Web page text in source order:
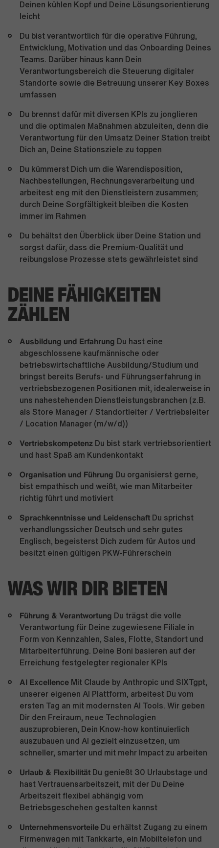
Deinen kühlen Kopf und Deine Lösungsorientierung
leicht
Du bist verantwortlich für die operative Führung,
Entwicklung, Motivation und das Onboarding Deines
Teams. Darüber hinaus kann Dein
Verantwortungsbereich die Steuerung digitaler
Standorte sowie die Betreuung unserer Key Boxes
umfassen
Du brennst dafür mit diversen KPIs zu jonglieren
und die optimalen Maßnahmen abzuleiten, denn die
Verantwortung für den Umsatz Deiner Station treibt
Dich an, Deine Stationsziele zu toppen
Du kümmerst Dich um die Warendisposition,
Nachbestellungen, Rechnungsverarbeitung und
arbeitest eng mit den Dienstleistern zusammen;
durch Deine Sorgfältigkeit bleiben die Kosten
immer im Rahmen
Du behältst den Überblick über Deine Station und
sorgst dafür, dass die Premium-Qualität und
reibungslose Prozesse stets gewährleistet sind
DEINE FÄHIGKEITEN
ZÄHLEN
Ausbildung und Erfahrung Du hast eine
abgeschlossene kaufmännische oder
betriebswirtschaftliche Ausbildung/Studium und
bringst bereits Berufs- und Führungserfahrung in
vertriebsbezogenen Positionen mit, idealerweise in
uns nahestehenden Dienstleistungsbranchen (z.B.
als Store Manager / Standortleiter / Vertriebsleiter
/ Location Manager (m/w/d))
Vertriebskompetenz Du bist stark vertriebsorientiert
und hast Spaß am Kundenkontakt
Organisation und Führung Du organisierst gerne,
bist empathisch und weißt, wie man Mitarbeiter
richtig führt und motiviert
Sprachkenntnisse und Leidenschaft Du sprichst
verhandlungssicher Deutsch und sehr gutes
Englisch, begeisterst Dich zudem für Autos und
besitzt einen gültigen PKW-Führerschein
WAS WIR DIR BIETEN
Führung & Verantwortung Du trägst die volle
Verantwortung für Deine zugewiesene Filiale in
Form von Kennzahlen, Sales, Flotte, Standort und
Mitarbeiterführung. Deine Boni basieren auf der
Erreichung festgelegter regionaler KPIs
AI Excellence Mit Claude by Anthropic und SIXTgpt,
unserer eigenen AI Plattform, arbeitest Du vom
ersten Tag an mit modernsten AI Tools. Wir geben
Dir den Freiraum, neue Technologien
auszuprobieren, Dein Know-how kontinuierlich
auszubauen und AI gezielt einzusetzen, um
schneller, smarter und mit mehr Impact zu arbeiten
Urlaub & Flexibilität Du genießt 30 Urlaubstage und
hast Vertrauensarbeitszeit, mit der Du Deine
Arbeitszeit flexibel abhängig vom
Betriebsgeschehen gestalten kannst
Unternehmensvorteile Du erhältst Zugang zu einem
Firmenwagen mit Tankkarte, ein Mobiltelefon und